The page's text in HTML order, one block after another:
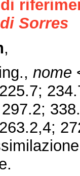
di
Sorres
,
nome